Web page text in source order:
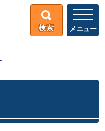
検索 メニュー